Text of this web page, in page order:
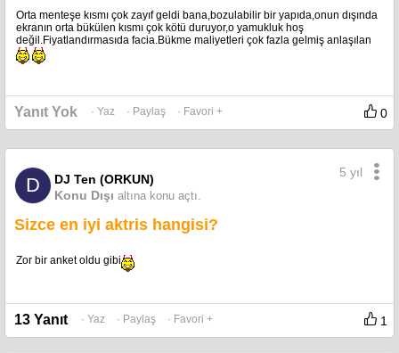
Orta menteşe kısmı çok zayıf geldi bana,bozulabilir bir yapıda,onun dışında
ekranın orta bükülen kısmı çok kötü duruyor,o yamukluk hoş
değil.Fiyatlandırmasıda facia.Bükme maliyetleri çok fazla gelmiş anlaşılan
Yanıt Yok · Yaz · Paylaş · Favori + 0
D
DJ Ten (ORKUN)
Konu Dışı altına konu açtı.
5 yıl
Sizce en iyi aktris hangisi?
Zor bir anket oldu gibi
13 Yanıt · Yaz · Paylaş · Favori + 1